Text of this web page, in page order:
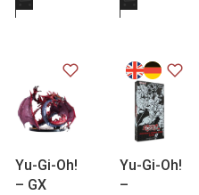
Yu-Gi-Oh!
– GX
Yu-Gi-Oh!
–